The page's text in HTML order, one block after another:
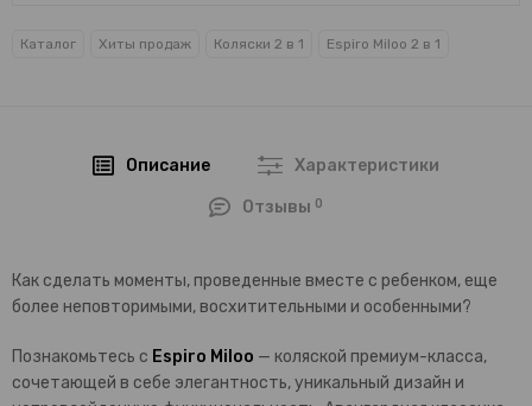
Каталог Хиты продаж Коляски 2 в 1 Espiro Miloo 2 в 1
Описание Характеристики
Отзывы 0
Как сделать моменты, проведенные вместе с ребенком, еще
более неповторимыми, восхитительными и особенными?
Познакомьтесь с Espiro Miloo — коляской премиум-класса,
сочетающей в себе элегантность, уникальный дизайн и